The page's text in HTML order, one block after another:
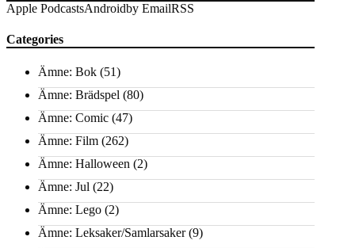
Apple PodcastsAndroidby EmailRSS
Categories
Ämne: Bok (51)
Ämne: Brädspel (80)
Ämne: Comic (47)
Ämne: Film (262)
Ämne: Halloween (2)
Ämne: Jul (22)
Ämne: Lego (2)
Ämne: Leksaker/Samlarsaker(9)